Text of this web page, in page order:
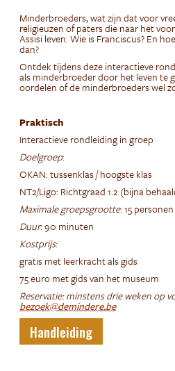
Minderbroeders, wat zijn dat voor
religieuzen of paters die naar het
Assisi leven. Wie is Franciscus? En
dan?
Ontdek tijdens deze interactieve
als minderbroeder door het leven te
oordelen of de minderbroeders wel
Praktisch
Interactieve rondleiding in groep
Doelgroep:
OKAN: tussenklas / hoogste klas
NT2/Ligo: Richtgraad 1.2 (bijna
Maximale groepsgrootte: 15 personen
Duur: 90 minuten
Kostprijs:
gratis met leerkracht als gids
75 euro met gids van het museum
Reservatie: minstens drie weken op
bezoek@demindere.be
Handleiding